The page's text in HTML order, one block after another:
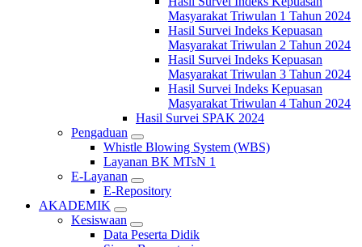
Masyarakat Triwulan 1 Tahun 2024
Hasil Survei Indeks Kepuasan
Masyarakat Triwulan 2 Tahun 2024
Hasil Survei Indeks Kepuasan
Masyarakat Triwulan 3 Tahun 2024
Hasil Survei Indeks Kepuasan
Masyarakat Triwulan 4 Tahun 2024
Hasil Survei SPAK 2024
Pengaduan
Whistle Blowing System (WBS)
Layanan BK MTsN 1
E-Layanan
E-Repository
AKADEMIK
Kesiswaan
Data Peserta Didik